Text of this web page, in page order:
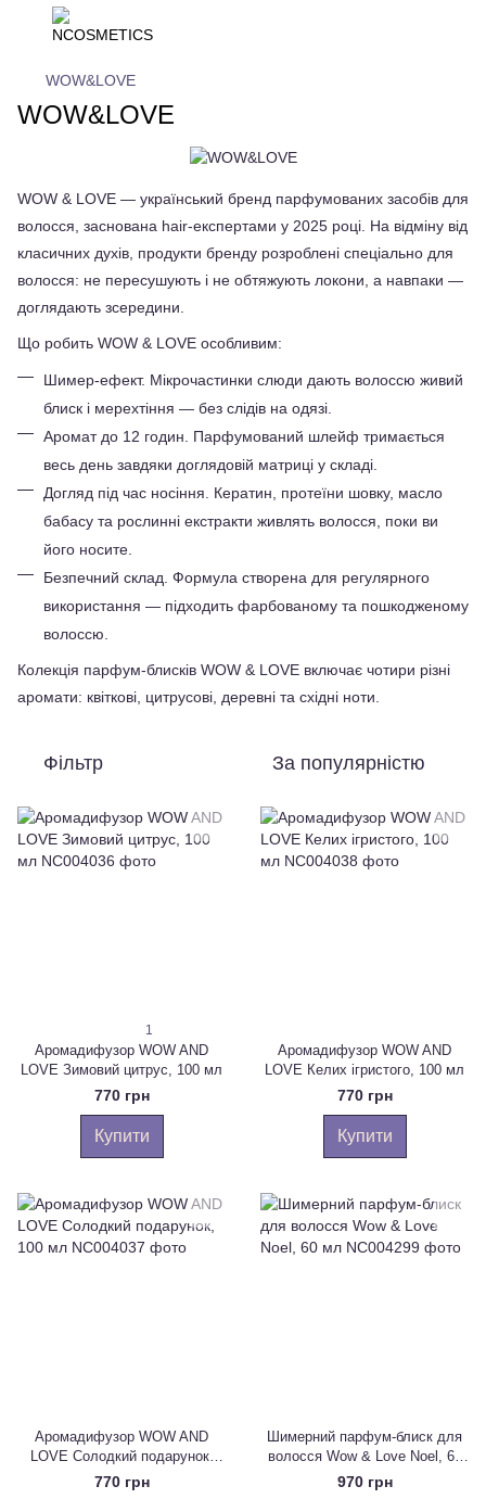
WOW&LOVE
WOW&LOVE
WOW & LOVE — український бренд парфумованих засобів для
волосся, заснована hair-експертами у 2025 році. На відміну від
класичних духів, продукти бренду розроблені спеціально для
волосся: не пересушують і не обтяжують локони, а навпаки —
доглядають зсередини.
Що робить WOW & LOVE особливим:
Шимер-ефект. Мікрочастинки слюди дають волоссю живий
блиск і мерехтіння — без слідів на одязі.
Аромат до 12 годин. Парфумований шлейф тримається
весь день завдяки доглядовій матриці у складі.
Догляд під час носіння. Кератин, протеїни шовку, масло
бабасу та рослинні екстракти живлять волосся, поки ви
його носите.
Безпечний склад. Формула створена для регулярного
використання — підходить фарбованому та пошкодженому
волоссю.
Колекція парфум-блисків WOW & LOVE включає чотири різні
аромати: квіткові, цитрусові, деревні та східні ноти.
Фільтр За популярністю
1
Аромадифузор WOW AND
LOVE Зимовий цитрус, 100 мл
770 грн
Купити
Аромадифузор WOW AND
LOVE Келих ігристого, 100 мл
770 грн
Купити
Аромадифузор WOW AND
LOVE Солодкий подарунок,
100 мл
770 грн
Шимерний парфум-блиск для
волосся Wow & Love Noel, 60
мл
970 грн